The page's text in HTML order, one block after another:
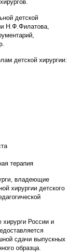
детской
Н.Ф.Филатова,
детской хирургии:
терапия
владеющие
хирургии детского
хирурги России и
сдачи выпускных
образца.